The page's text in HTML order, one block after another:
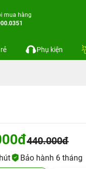
mua hàng
Phụ kiện
440.000đ
Bảo hành 6 tháng